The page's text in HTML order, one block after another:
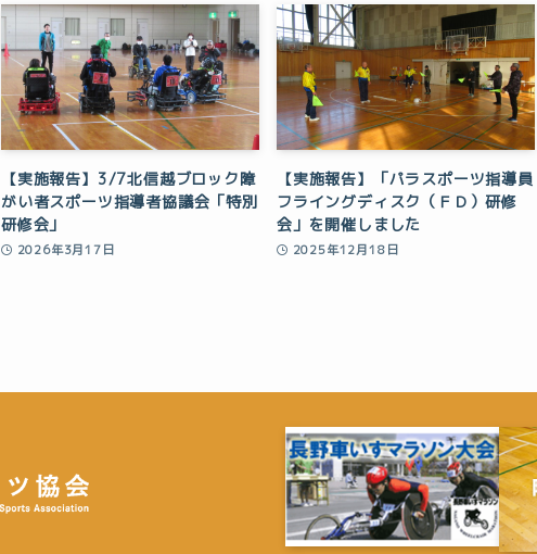
【実施報告】3/7北信越ブロック障
がい者スポーツ指導者協議会「特別
研修会」
2026年3月17日
【実施報告】「パラスポーツ指導員
フライングディスク（ＦＤ）研修
会」を開催しました
2025年12月18日